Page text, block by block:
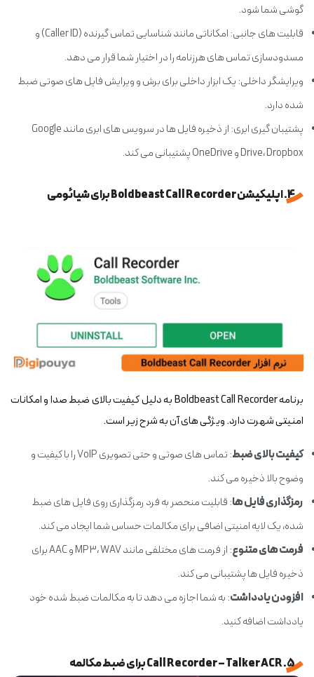
گوشی شما شود.
قابلیت های جانبی: امکاناتی مانند شناسایی تماس گیرنده (Caller ID) و
مسدودسازی تماس های هرزنامه را در اختیار شما قرار می دهد.
ویرایشگر داخلی: یک ابزار داخلی برای برش و ویرایش فایل های صوتی ضبط
شده دارد.
پشتیبان گیری ابری: از ذخیره فایل ها در سرویس های ابری مانند Google
Drive، Dropbox و OneDrive پشتیبانی می کند.
4. اپلیکیشن Boldbeast Call Recorder برای شیائومی
برنامه Boldbeast Call Recorder به دلیل کیفیت بالای ضبط صدا و امکانات
امنیتی شهرت دارد. ویژگی های آن به شرح زیر است.
کیفیت بالای ضبط
: تماس های صوتی و حتی تصویری VoIP را با کیفیت و
وضوح بالا ذخیره می کند.
رمزگذاری فایل ها: قابلیت منحصر به فرد رمزگذاری روی فایل های ضبط
شده، یک لایه امنیتی اضافی برای مکالمات حساس شما ایجاد می کند.
فرمت های متنوع
: از فرمت های مختلفی مانند MP3، WAV و AAC برای
ذخیره فایل ها پشتیبانی می کند.
افزودن یادداشت: به شما اجازه می دهد تا به مکالمات ضبط شده خود
یادداشت اضافه کنید.
5. Call Recorder – Talker ACR برای ضبط مکالمه